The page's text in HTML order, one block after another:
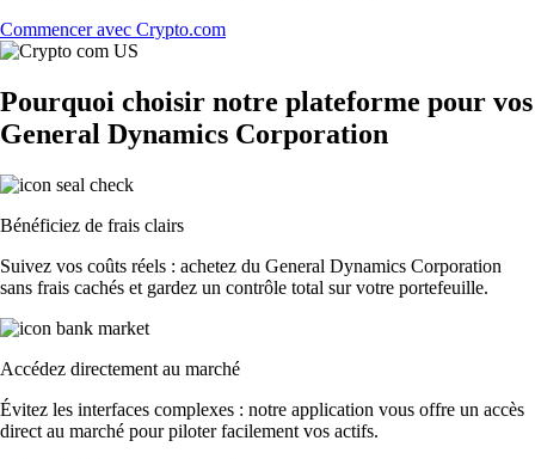
Commencer avec Crypto.com
Pourquoi choisir notre plateforme pour vos
General Dynamics Corporation
Bénéficiez de frais clairs
Suivez vos coûts réels : achetez du General Dynamics Corporation
sans frais cachés et gardez un contrôle total sur votre portefeuille.
Accédez directement au marché
Évitez les interfaces complexes : notre application vous offre un accès
direct au marché pour piloter facilement vos actifs.